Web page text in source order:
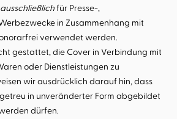
ausschließlichfür Presse-,
in Zusammenhang mit
verwendet werden.
gestattet, die Cover in Verbindung mit
oder Dienstleistungen zu
wir ausdrücklich darauf hin, dass
in unveränderter Form abgebildet
dürfen.